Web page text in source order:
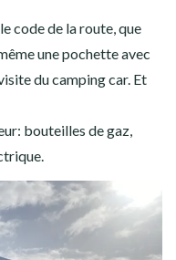
code de la route, que
une pochette avec
du camping car. Et
bouteilles de gaz,